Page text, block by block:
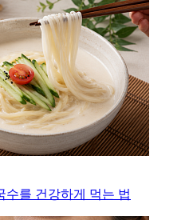
수를 건강하게 먹는 법